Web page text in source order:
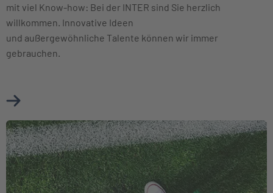
mit viel Know-how: Bei der INTER sind Sie herzlich
willkommen. Innovative Ideen
und außergewöhnliche Talente können wir immer
gebrauchen.
Mehr über Berufseinsteiger und Berufserfahrene erfahren
Weiter zu Schüler und Studenten